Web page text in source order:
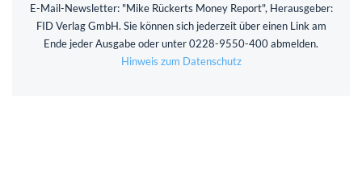
E-Mail-Newsletter: "Mike Rückerts Money Report", Herausgeber:
FID Verlag GmbH. Sie können sich jederzeit über einen Link am
Ende jeder Ausgabe oder unter 0228-9550-400 abmelden.
Hinweis zum Datenschutz